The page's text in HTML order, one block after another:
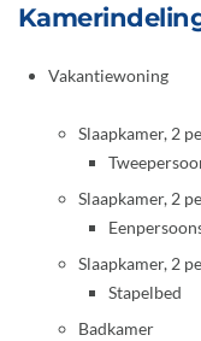
Vakantiewoning
Slaapkamer, 2
Slaapkamer, 2
Slaapkamer, 2
Stapelbed
Badkamer